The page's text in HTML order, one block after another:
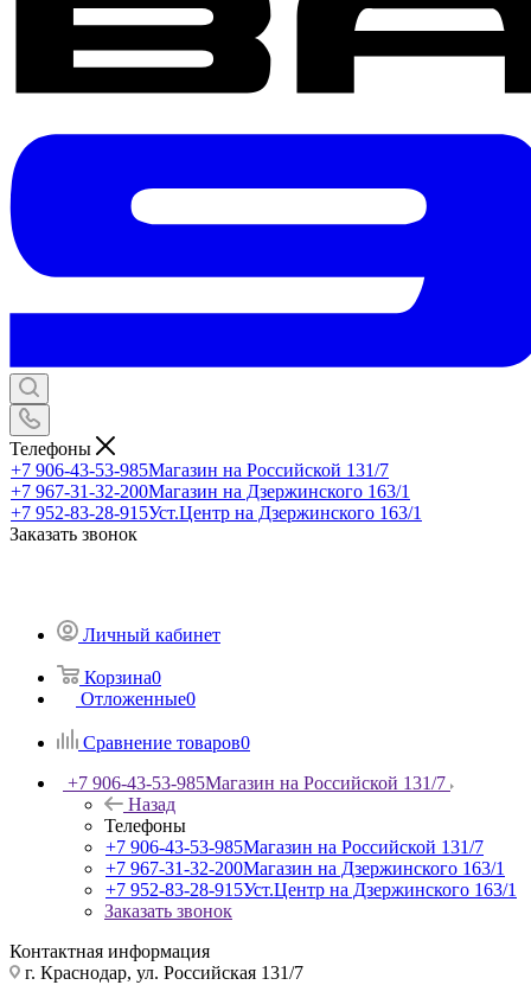
Телефоны
+7 906-43-53-985Магазин на Российской 131/7
+7 967-31-32-200Магазин на Дзержинского 163/1
+7 952-83-28-915Уст.Центр на Дзержинского 163/1
Заказать звонок
Личный кабинет
Корзина0
Отложенные0
Сравнение товаров0
+7 906-43-53-985Магазин на Российской 131/7
Назад
Телефоны
+7 906-43-53-985Магазин на Российской 131/7
+7 967-31-32-200Магазин на Дзержинского 163/1
+7 952-83-28-915Уст.Центр на Дзержинского 163/1
Заказать звонок
Контактная информация
г. Краснодар, ул. Российская 131/7